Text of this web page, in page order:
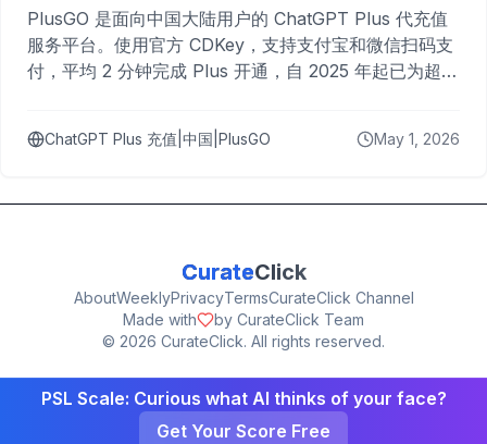
PlusGO 是面向中国大陆用户的 ChatGPT Plus 代充值
服务平台。使用官方 CDKey，支持支付宝和微信扫码支
付，平均 2 分钟完成 Plus 开通，自 2025 年起已为超过
ChatGPT Plus 充值|中国|PlusGO May 1, 2026
CurateClick
AboutWeeklyPrivacyTermsCurateClick Channel
Made with
by CurateClick Team
© 2026 CurateClick. All rights reserved.
PSL Scale: Curious what AI thinks of your face?
Get Your Score Free